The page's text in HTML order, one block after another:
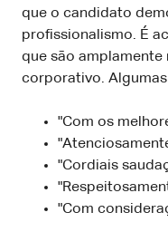
que o candidato
profissionalismo. É
que são
corporativo.
"Com os
"Cordiais
"Com